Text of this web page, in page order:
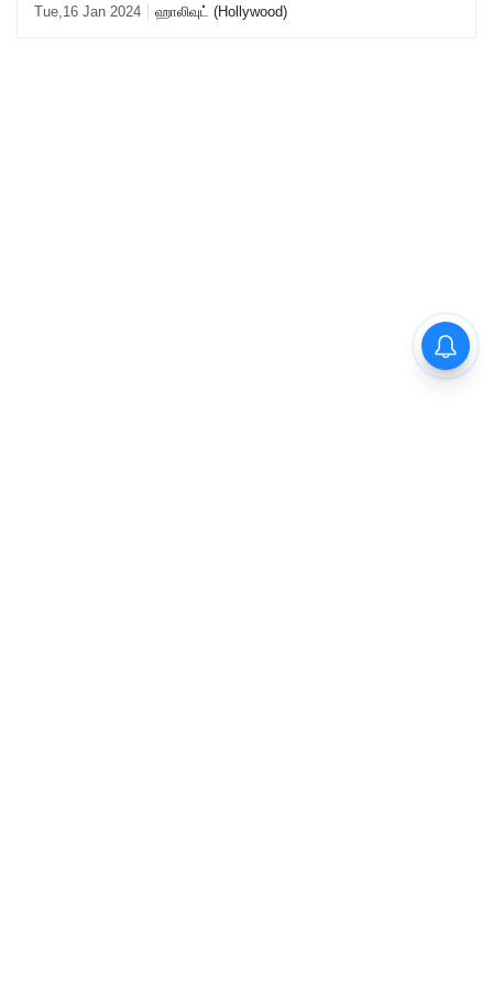
ஒளிபரப்பப்பட்டது. இதில் தி ப
Tue,16 Jan 2024 ஹாலிவுட் (Hollywood)